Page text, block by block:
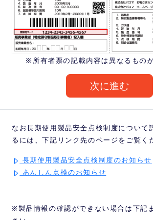
※所有者票の記載内容は異なるものが
次に進む
なお長期使用製品安全点検制度について
るには、下記リンク先のページをご覧く
長期使用製品安全点検制度のお知らせ
あんしん点検のお知らせ
※製品情報の確認ができない場合は下記